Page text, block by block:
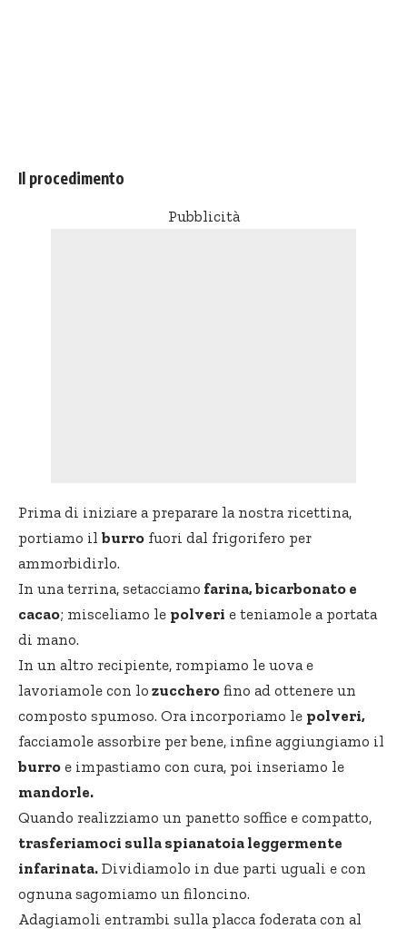
Il procedimento
Pubblicità
Prima di iniziare a preparare la nostra ricettina,
portiamo il burro fuori dal frigorifero per
ammorbidirlo.
In una terrina, setacciamo farina, bicarbonato e
cacao; misceliamo le polveri e teniamole a portata
di mano.
In un altro recipiente, rompiamo le uova e
lavoriamole con lo zucchero fino ad ottenere un
composto spumoso. Ora incorporiamo le polveri,
facciamole assorbire per bene, infine aggiungiamo il
burro e impastiamo con cura, poi inseriamo le
mandorle.
Quando realizziamo un panetto soffice e compatto,
trasferiamoci sulla spianatoia leggermente
infarinata. Dividiamolo in due parti uguali e con
ognuna sagomiamo un filoncino.
Adagiamoli entrambi sulla placca foderata con al